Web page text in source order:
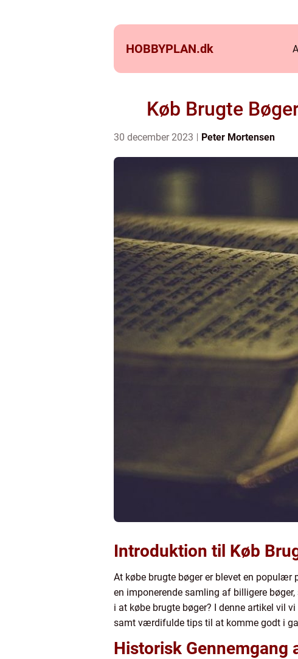
HOBBYPLAN.dk
Køb Brugte
30 december 2023 Peter Mortensen
Introduktion til Køb
At købe brugte bøger er blevet en populær
en imponerende samling af billigere
i at købe brugte bøger? I denne artikel vil
samt værdifulde tips til at komme godt i
Historisk Gennemgang